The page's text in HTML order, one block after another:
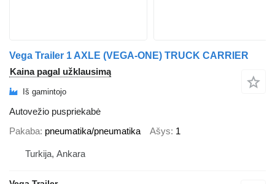
Vega Trailer 1 AXLE (VEGA-ONE) TRUCK CARRIER
Kaina pagal užklausimą
Iš gamintojo
Autovežio puspriekabė
Pakaba pneumatika/pneumatika Ašys 1
Turkija, Ankara